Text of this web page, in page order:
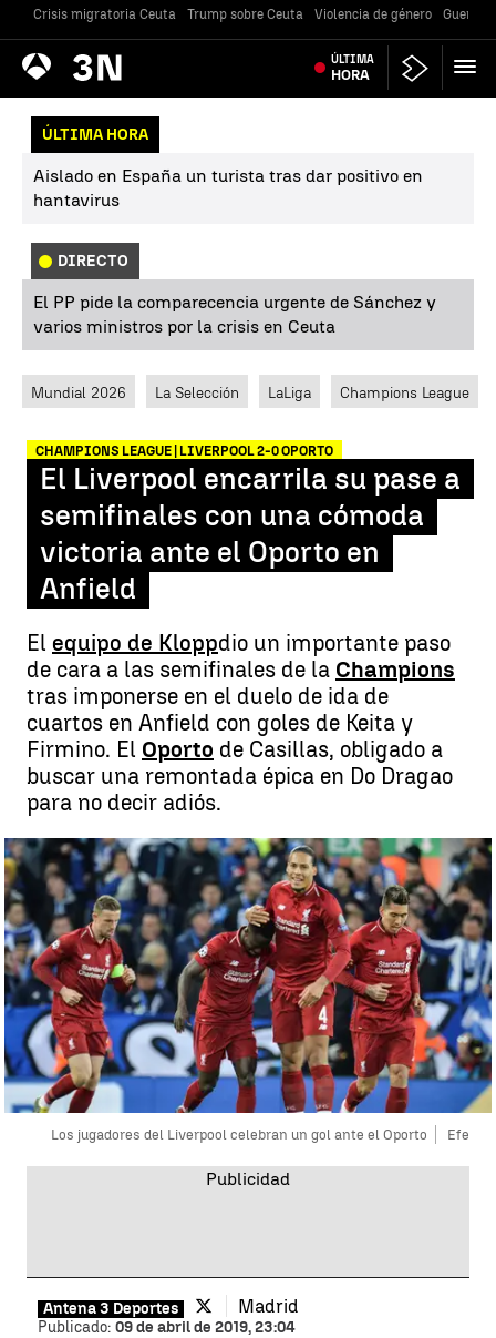
Crisis migratoria Ceuta Trump sobre Ceuta Violencia de género Guerra
Antena
3 Noticias ÚLTIMA
HORA
ÚLTIMA HORA
Aislado en España un turista tras dar positivo en
hantavirus
DIRECTO
El PP pide la comparecencia urgente de Sánchez y
varios ministros por la crisis en Ceuta
Mundial 2026 La Selección LaLiga Champions League
CHAMPIONS LEAGUE | LIVERPOOL 2-0 OPORTO
El Liverpool encarrila su pase a
semifinales con una cómoda
victoria ante el Oporto en
Anfield
El equipo de Kloppdio un importante paso
de cara a las semifinales de la Champions
tras imponerse en el duelo de ida de
cuartos en Anfield con goles de Keita y
Firmino. El Oporto de Casillas, obligado a
buscar una remontada épica en Do Dragao
para no decir adiós.
Los jugadores del Liverpool celebran un gol ante el Oporto Efe
Antena 3 Deportes Madrid
Publicado: 09 de abril de 2019, 23:04